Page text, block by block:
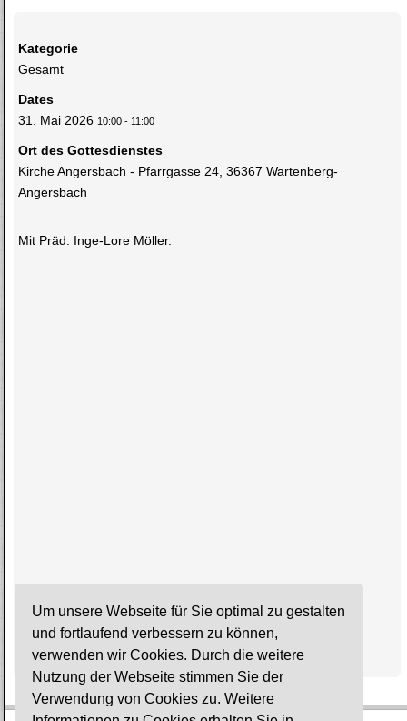
Um unsere Webseite für Sie optimal zu gestalten
und fortlaufend verbessern zu können,
verwenden wir Cookies. Durch die weitere
Nutzung der Webseite stimmen Sie der
Verwendung von Cookies zu. Weitere
Kategorie
Gesamt
Dates
31. Mai 2026 10:00- 11:00
Ort des Gottesdienstes
Kirche Angersbach - Pfarrgasse 24, 36367 Wartenberg-
Angersbach
Mit Präd. Inge-Lore Möller.